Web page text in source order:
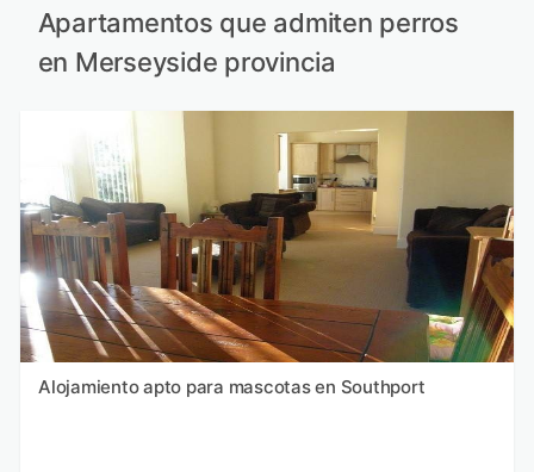
Apartamentos que admiten perros
en Merseyside provincia
Alojamiento apto para mascotas en Southport